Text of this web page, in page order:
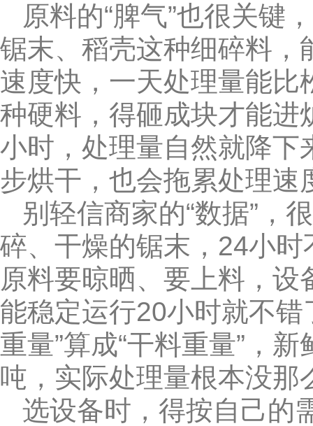
原料的“脾气”也很关键
锯末、稻壳这种细碎料，
速度快，一天处理量能
种硬料，得砸成块才能进
小时，处理量自然就降下
步烘干，也会拖累处理速
别轻信商家的“数据”，
碎、干燥的锯末，24小
原料要晾晒、要上料，
能稳定运行20小时就不
重量”算成“干料重量”，
吨，实际处理量根本没那
选设备时，得按自己的